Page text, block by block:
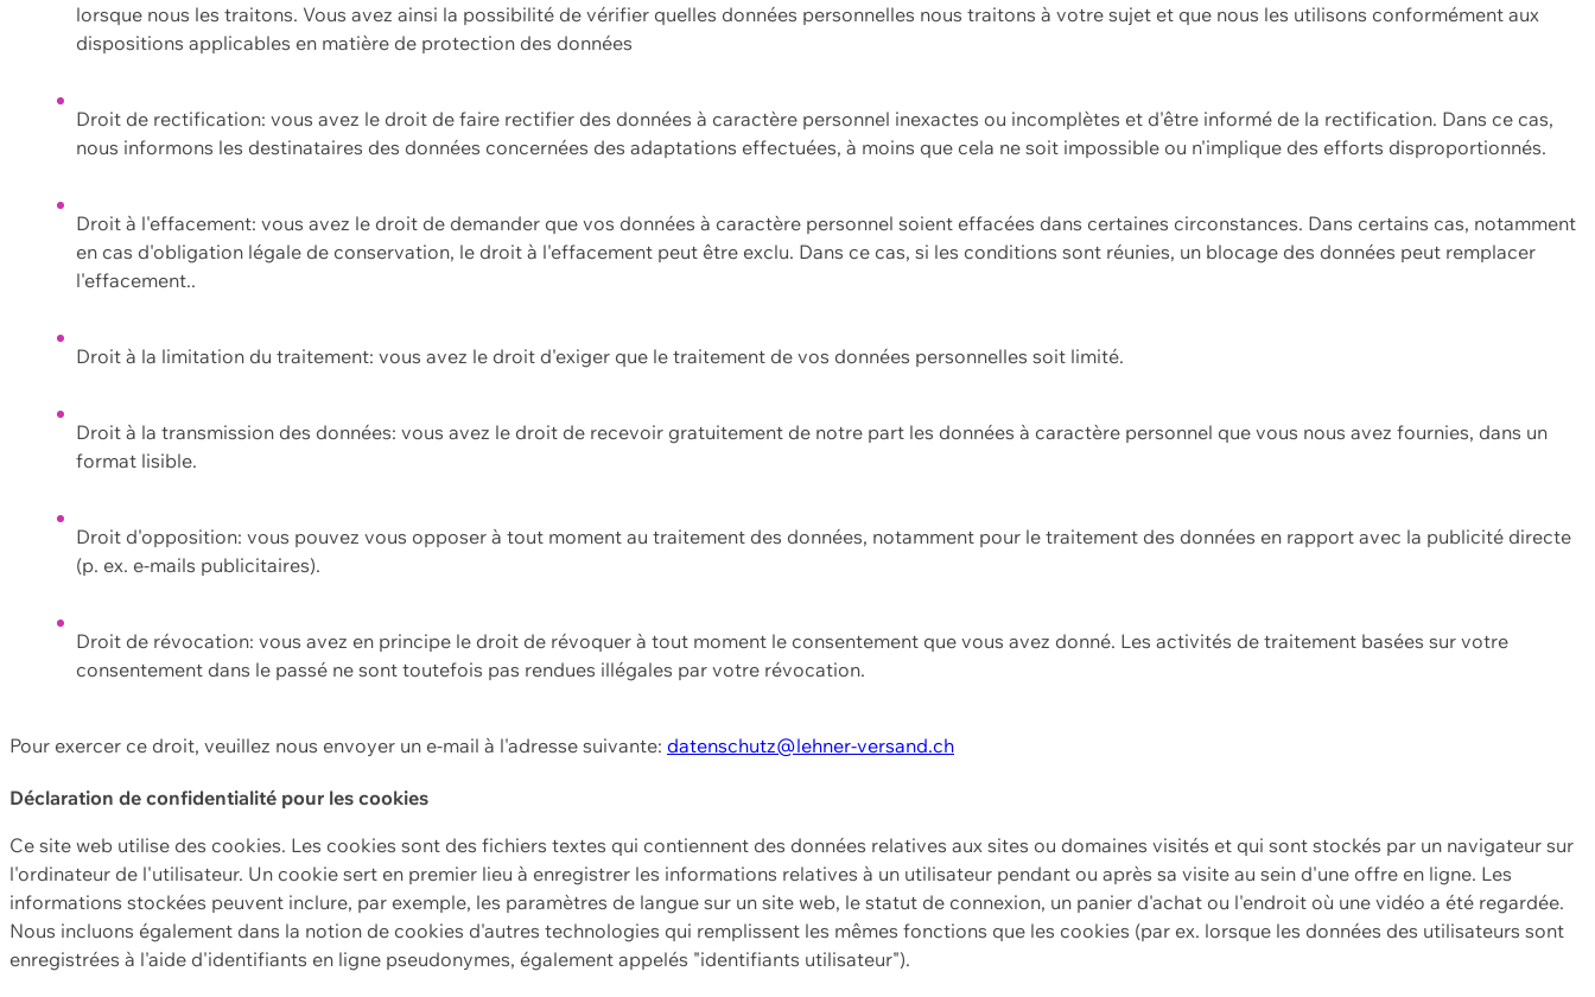
lorsque nous les traitons. Vous avez ainsi la possibilité de vérifier quelles données personnelles nous traitons à votre sujet et que nous les utilisons conformément aux
dispositions applicables en matière de protection des données
Droit de rectification: vous avez le droit de faire rectifier des données à caractère personnel inexactes ou incomplètes et d'être informé de la rectification. Dans ce cas,
nous informons les destinataires des données concernées des adaptations effectuées, à moins que cela ne soit impossible ou n'implique des efforts disproportionnés.
Droit à l'effacement: vous avez le droit de demander que vos données à caractère personnel soient effacées dans certaines circonstances. Dans certains cas, notamment
en cas d'obligation légale de conservation, le droit à l'effacement peut être exclu. Dans ce cas, si les conditions sont réunies, un blocage des données peut remplacer
l'effacement..
Droit à la limitation du traitement: vous avez le droit d'exiger que le traitement de vos données personnelles soit limité.
Droit à la transmission des données: vous avez le droit de recevoir gratuitement de notre part les données à caractère personnel que vous nous avez fournies, dans un
format lisible.
Droit d'opposition: vous pouvez vous opposer à tout moment au traitement des données, notamment pour le traitement des données en rapport avec la publicité directe
(p. ex. e-mails publicitaires).
Droit de révocation: vous avez en principe le droit de révoquer à tout moment le consentement que vous avez donné. Les activités de traitement basées sur votre
consentement dans le passé ne sont toutefois pas rendues illégales par votre révocation.
Pour exercer ce droit, veuillez nous envoyer un e-mail à l'adresse suivante: datenschutz@lehner-versand.ch
Déclaration de confidentialité pour les cookies
Ce site web utilise des cookies. Les cookies sont des fichiers textes qui contiennent des données relatives aux sites ou domaines visités et qui sont stockés par un navigateur sur
l'ordinateur de l'utilisateur. Un cookie sert en premier lieu à enregistrer les informations relatives à un utilisateur pendant ou après sa visite au sein d'une offre en ligne. Les
informations stockées peuvent inclure, par exemple, les paramètres de langue sur un site web, le statut de connexion, un panier d'achat ou l'endroit où une vidéo a été regardée.
Nous incluons également dans la notion de cookies d'autres technologies qui remplissent les mêmes fonctions que les cookies (par ex. lorsque les données des utilisateurs sont
enregistrées à l'aide d'identifiants en ligne pseudonymes, également appelés "identifiants utilisateur").